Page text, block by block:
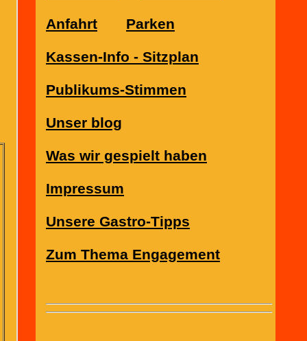
Anfahrt Parken
Kassen-Info - Sitzplan
Publikums-Stimmen
Unser blog
Was wir gespielt haben
Impressum
Unsere Gastro-Tipps
Zum Thema Engagement